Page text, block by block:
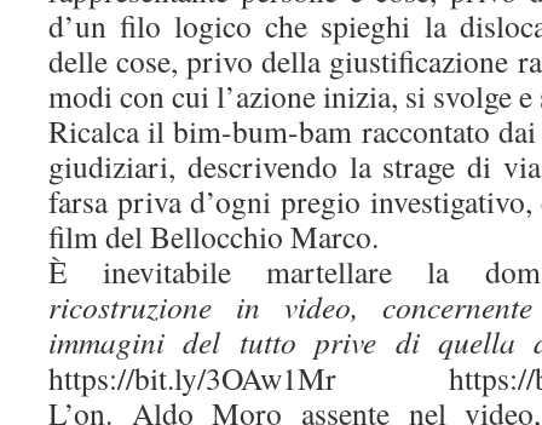
d’un filo logico che spieghi la
delle cose, privo della giustificazione
modi con cui l’azione inizia, si svolge
Ricalca il bim-bum-bam raccontato
giudiziari, descrivendo la strage di
farsa priva d’ogni pregio
film del Bellocchio Marco.
È inevitabile martellare la
ricostruzione in video,
immagini del tutto prive di quella
https://bit.ly/3OAw1Mr https://
L’on. Aldo Moro assente nel